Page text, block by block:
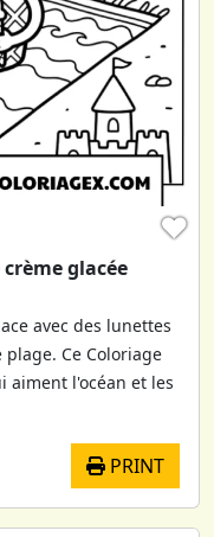
♥
glacée
avec des lunettes
Ce Coloriage
aiment l'océan et les
PRINT